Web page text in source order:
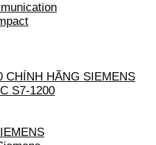
CHÍNH HÃNG SIEMENS
S7-1200